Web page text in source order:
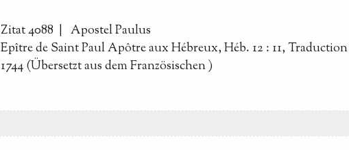
Zitat 4088 |
Apostel Paulus
Epître de Saint Paul Apôtre aux Hébreux, Héb. 12 : 11,
1744 (Übersetzt aus dem Französischen)